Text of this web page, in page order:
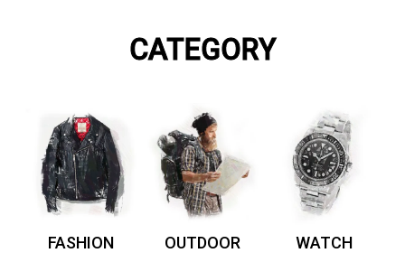
CATEGORY
FASHION OUTDOOR WATCH